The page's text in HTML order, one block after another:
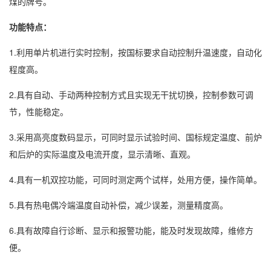
功能特点：
1.利用单片机进行实时控制，按国标要求自动控制升温速度，自动化
程度高。
2.具有自动、手动两种控制方式且实现无干扰切换，控制参数可调
节，性能稳定。
3.采用高亮度数码显示，可同时显示试验时间、国标规定温度、前炉
和后炉的实际温度及电流开度，显示清晰、直观。
4.具有一机双控功能，可同时测定两个试样，处用方便，操作简单。
5.具有热电偶冷端温度自动补偿，减少误差，测量精度高。
6.具有故障自行诊断、显示和报警功能，能及时发现故障，维修方
便。